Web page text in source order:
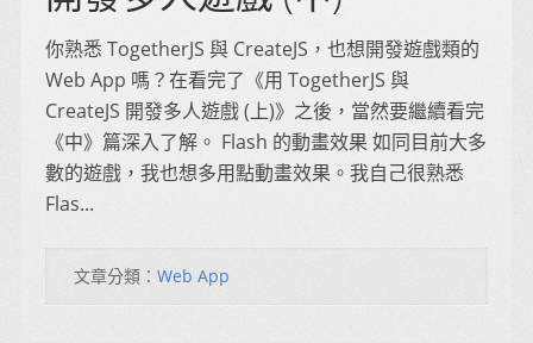
你熟悉 TogetherJS 與 CreateJS，也想開發遊戲類的
Web App 嗎？在看完了《用 TogetherJS 與
CreateJS 開發多人遊戲 (上)》之後，當然要繼續看完
《中》篇深入了解。 Flash 的動畫效果 如同目前大多
數的遊戲，我也想多用點動畫效果。我自己很熟悉
Flas...
文章分類： Web App